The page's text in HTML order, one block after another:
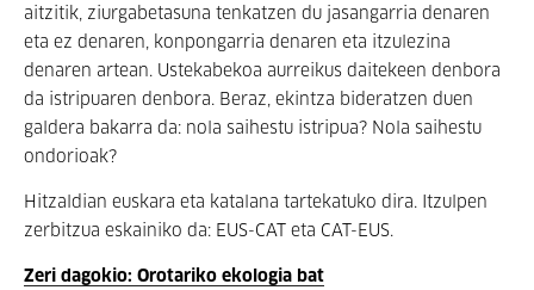
aitzitik, ziurgabetasuna tenkatzen du jasangarria denaren
eta ez denaren, konpongarria denaren eta itzulezina
denaren artean. Ustekabekoa aurreikus daitekeen denbora
da istripuaren denbora. Beraz, ekintza bideratzen duen
galdera bakarra da: nola saihestu istripua? Nola saihestu
ondorioak?
Hitzaldian euskara eta katalana tartekatuko dira. Itzulpen
zerbitzua eskainiko da: EUS-CAT eta CAT-EUS.
Zeri dagokio: Orotariko ekologia bat